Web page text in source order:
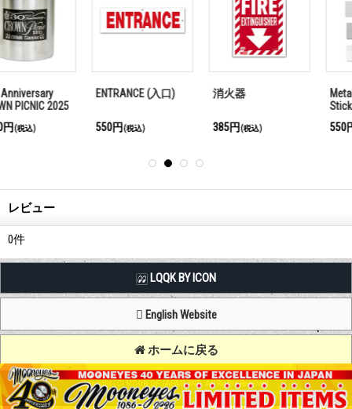
ENTRANCE (入口)
550円
消火器
385円
Sticker(禁煙)(オフ
ト)(立入禁止)
550円
レビュー
0件
LQQK BY ICON
English Website
ホームに戻る
Copyright (C) MOON OF JAPAN, INC. All Rights Reserved.